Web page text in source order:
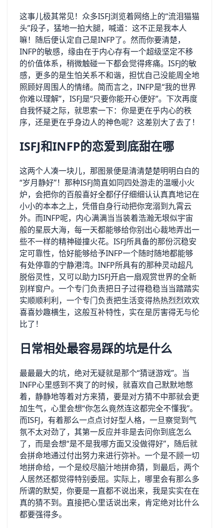
这事儿极其常见！众多ISFJ浏览着网络上的“流泪猫猫
头”段子，猛地一拍大腿，喊道：这不正是我本人
嘛！随后便认定自己是INFP了。然而你要清楚，
INFP的敏感，缘由在于内心存有一个超级坚定不移
的价值体系，稍微触碰一下都会觉得疼痛。ISFJ的敏
感，更多的是生怕关系不和谐，担忧自己没能周全地
照顾好周围人的情绪。简而言之，INFP是“我的世界
你难以理解”，ISFJ是“只要你能开心便好”。下次再度
自我怀疑之际，就思索一下：你是更在乎内心的秩
序，还是更在乎身边人的神色呢？这差别大了去了！
ISFJ和INFP的恋爱到底甜在哪
这两个人凑一块儿，那图景便是清清楚楚明明白白的
“岁月静好”！那种ISFJ简直如同四处游走的温暖小火
炉，会把你的百般喜好全都仔仔细细认认真真地记在
小小的本本之上，凭借自身行动把你宠溺到九霄云
外。而INFP呢，内心满满当当装着浩瀚无垠似宇宙
般的星辰大海，每一天都能够给你别出心裁地弄出一
些不一样的精神碰撞火花。ISFJ所具备的那份沉稳安
定可靠性，恰好能够给予INFP一个随时随地都能够
有处停靠的宁静港湾。INFP所具有的那种灵动超凡
脱俗灵性，又可以助力ISFJ开启一扇观赏世界的全新
别样窗户。一个专门负责把日子过得稳稳当当踏踏实
实顺顺利利，一个专门负责把生活变得热热烈烈欢欢
喜喜妙趣横生，这般互补特性，实在是厉害得无与伦
比了！
日常相处最容易踩的坑是什么
最最最大的坑，绝对无疑就是那个“猜谜游戏”。当
INFP心里感到不爽了的时候，就喜欢自己默默地憋
着，静静地等着对方来猜，要是对方猜不中那就会更
加生气，心里会想“你怎么竟然连这都完全不懂我”。
而ISFJ，有着那么一点点讨好型人格，一旦察觉到气
氛不太对劲了，其第一反应并非是去问你到底怎么
了，而是会想“是不是我哪方面又没做得好”，随后就
会拼命地通过付出努力来进行弥补。一个是不顾一切
地拼命给，一个是绞尽脑汁地拼命猜，到最后，两个
人居然还都觉得特别委屈。实际上，哪里会有那么多
所谓的默契，你要是一直都不说出来，我是实实在在
真的猜不到。直接把心里话说出来，肯定绝对比什么
都要强得多。